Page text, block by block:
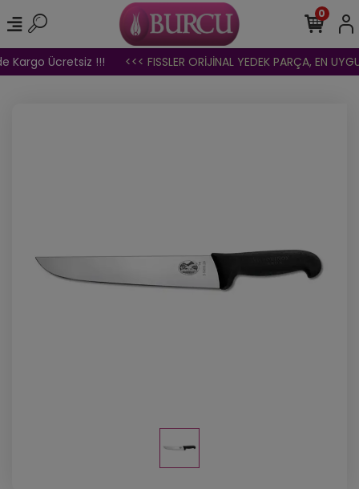
Kargo Ücretsiz !!! <<< FISSLER ORİJİNAL YEDEK PARÇA, EN
0